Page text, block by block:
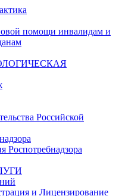
помощи инвалидам и
Российской
Роспотребнадзора
и Лицензирование